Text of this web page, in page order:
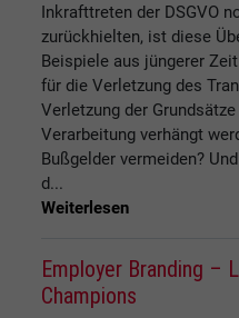
Inkrafttreten der DSGVO
zurückhielten, ist diese
Beispiele aus jüngerer
für die Verlet­zung des
Verletzung der
Verarbeitung verhängt
Bußgelder vermeiden?
d...
Weiterlesen
Employer Branding –
Champions